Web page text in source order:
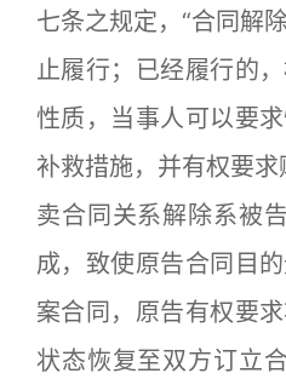
七条之规定，“合同解
止履行；已经履行的
性质，当事人可以要
补救措施，并有权要
卖合同关系解除系被
成，致使原告合同目
案合同，原告有权要
状态恢复至双方订立